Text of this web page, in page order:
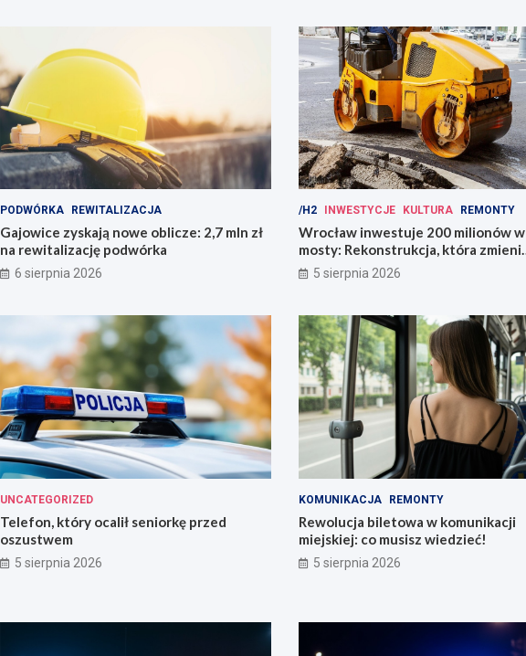
PODWÓRKA REWITALIZACJA
Gajowice zyskają nowe oblicze: 2,7 mln zł
na rewitalizację podwórka
6 sierpnia 2026
/H2 INWESTYCJE KULTURA REMONTY
Wrocław inwestuje 200 milionów w
mosty: Rekonstrukcja, która zmieni
miasto!
5 sierpnia 2026
UNCATEGORIZED
Telefon, który ocalił seniorkę przed
oszustwem
5 sierpnia 2026
KOMUNIKACJA REMONTY
Rewolucja biletowa w komunikacji
miejskiej: co musisz wiedzieć!
5 sierpnia 2026